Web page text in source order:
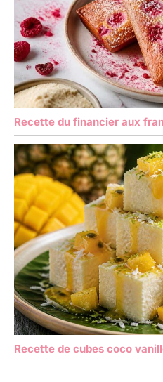
Recette du financier aux
Recette de cubes coco